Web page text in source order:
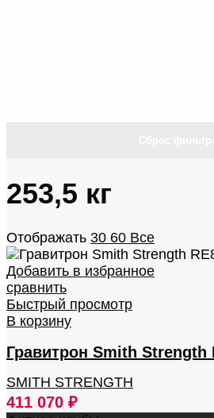
253,5 кг
Отображать 30 60 Все
Добавить в избранное
сравнить
Быстрый просмотр
В корзину
Гравитрон Smith Strength
SMITH STRENGTH
411 070 ₽